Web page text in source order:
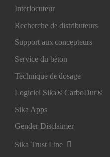
Interlocuteur
Recherche de distributeurs
Support aux concepteurs
Service du béton
Technique de dosage
Logiciel Sika® CarboDur®
Sika Apps
Gender Disclaimer
Sika Trust Line